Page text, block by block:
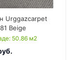
Urggazcarpet
Beige
: 50.86 м2